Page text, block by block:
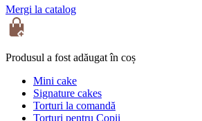
Mergi la catalog
Produsul a fost adăugat în coș
Mini cake
Signature cakes
Torturi la comandă
Torturi pentru Copii